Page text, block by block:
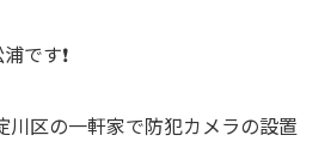
です❗️
川区の一軒家で防犯カメラの設置